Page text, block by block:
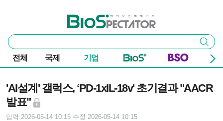
바이오스펙테이터
통
합
검
색
검색
전체 국제 기업
'AI설계' 갤럭스, ‘PD-1xIL-18v' 초기결과 "AACR
발표"
입력 2026-05-14 10:15 수정 2026-05-14 10:15